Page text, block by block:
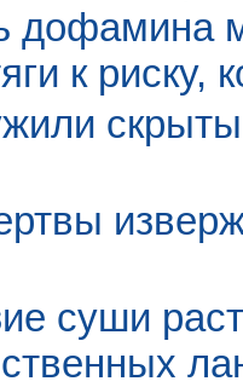
дофамина
к риску,
суши